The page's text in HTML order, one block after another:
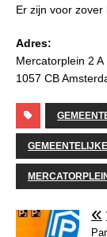
Er zijn voor
Adres:
Mercatorplein 2 A
1057 CB